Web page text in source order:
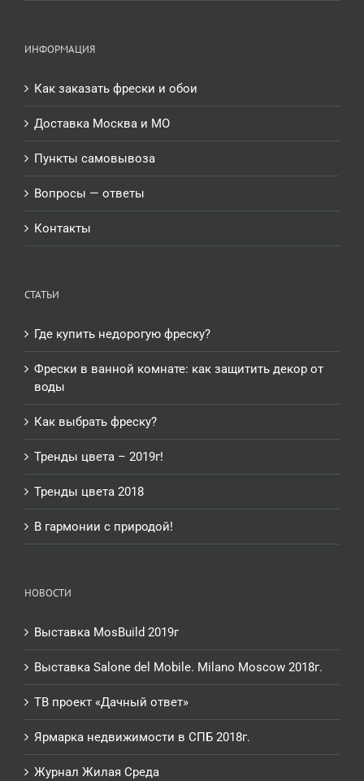
ИНФОРМАЦИЯ
Как заказать фрески и обои
Доставка Москва и МО
Пункты самовывоза
Вопросы — ответы
Контакты
СТАТЬИ
Где купить недорогую фреску?
Фрески в ванной комнате: как защитить декор от
воды
Как выбрать фреску?
Тренды цвета – 2019г!
Тренды цвета 2018
В гармонии с природой!
НОВОСТИ
Выставка MosBuild 2019г
Выставка Salone del Mobile. Milano Moscow 2018г.
ТВ проект «Дачный ответ»
Ярмарка недвижимости в СПБ 2018г.
Журнал Жилая Среда